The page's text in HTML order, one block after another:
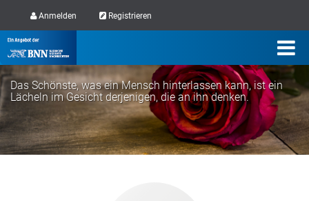
Anmelden Registrieren
Das Schönste, was ein Mensch hinterlassen kann, ist ein
Lächeln im Gesicht derjenigen, die an ihn denken.